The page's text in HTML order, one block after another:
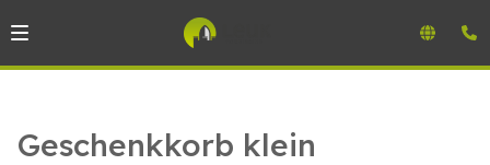
Geschenkkorb klein